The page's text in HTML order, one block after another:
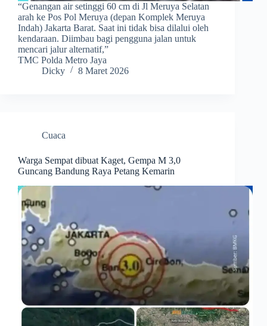
“Genangan air setinggi 60 cm di Jl Meruya Selatan
arah ke Pos Pol Meruya (depan Komplek Meruya
Indah) Jakarta Barat. Saat ini tidak bisa dilalui oleh
kendaraan. Diimbau bagi pengguna jalan untuk
mencari jalur alternatif,”
TMC Polda Metro Jaya
Dicky
8 Maret 2026
Cuaca
Warga Sempat dibuat Kaget, Gempa M 3,0
Guncang Bandung Raya Petang Kemarin